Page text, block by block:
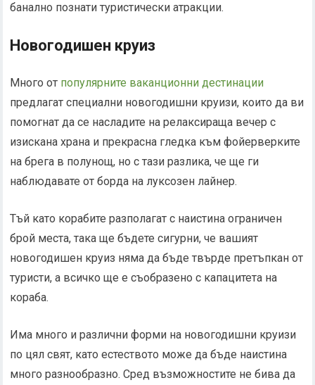
банално познати туристически атракции.
Новогодишен круиз
Много от популярните ваканционни дестинации
предлагат специални новогодишни круизи, които да ви
помогнат да се насладите на релаксираща вечер с
изискана храна и прекрасна гледка към фойерверките
на брега в полунощ, но с тази разлика, че ще ги
наблюдавате от борда на луксозен лайнер.
Тъй като корабите разполагат с наистина ограничен
брой места, така ще бъдете сигурни, че вашият
новогодишен круиз няма да бъде твърде претъпкан от
туристи, а всичко ще е съобразено с капацитета на
кораба.
Има много и различни форми на новогодишни круизи
по цял свят, като естеството може да бъде наистина
много разнообразно. Сред възможностите не бива да